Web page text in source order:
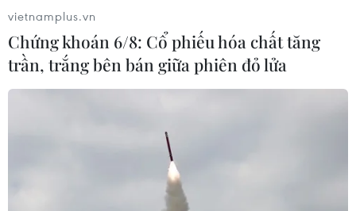
hạng ba với tuyển Brazil
10/07/2014 23:20
Huấn luyện viên Louis van Gaal của Hà Lan cho rằng
trận tranh hạng ba World Cup 2014 với đội chủ nhà
vietnamplus.vn
Chứng khoán 6/8: Cổ phiếu hóa chất tăng
trần, trắng bên bán giữa phiên đỏ lửa